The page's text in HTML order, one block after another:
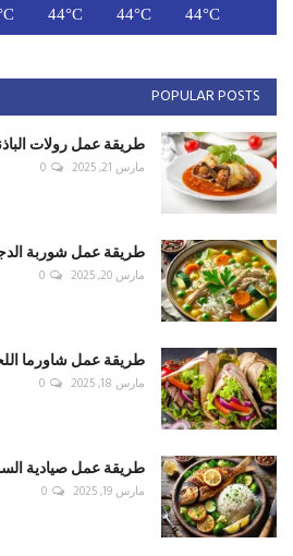
44°C
44°C
44°C
POPULAR POSTS
طريقة عمل رولات
مارس 21, 2025 0
طريقة عمل شوربة
مارس 20, 2025 0
طريقة عمل شاورما
مارس 18, 2025 0
طريقة عمل صيادية
مارس 19, 2025 0